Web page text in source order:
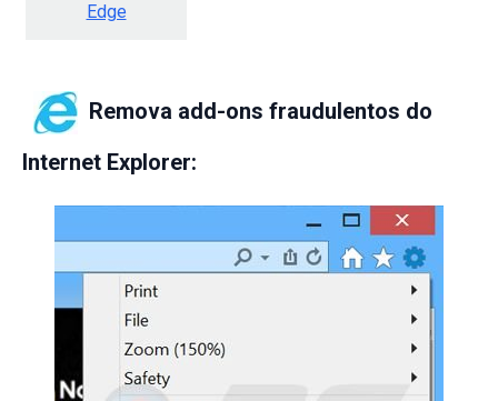
Edge
Remova add-ons fraudulentos do
Internet Explorer: